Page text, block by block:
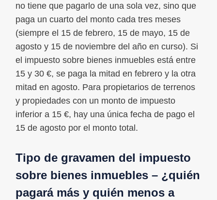
no tiene que pagarlo de una sola vez, sino que
paga un cuarto del monto cada tres meses
(siempre el 15 de febrero, 15 de mayo, 15 de
agosto y 15 de noviembre del año en curso). Si
el impuesto sobre bienes inmuebles está entre
15 y 30 €, se paga la mitad en febrero y la otra
mitad en agosto. Para propietarios de terrenos
y propiedades con un monto de impuesto
inferior a 15 €, hay una única fecha de pago el
15 de agosto por el monto total.
Tipo de gravamen del impuesto
sobre bienes inmuebles – ¿quién
pagará más y quién menos a